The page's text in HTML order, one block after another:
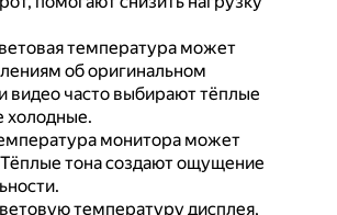
температура может
об оригинальном
часто выбирают тёплые
холодные.
монитора может
Тёплые тона создают ощущение
температуру дисплея,